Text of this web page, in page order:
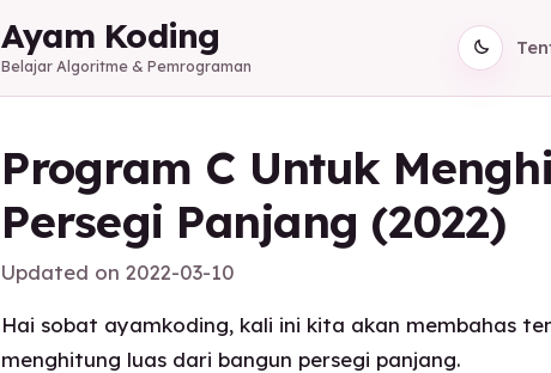
Ayam Koding
Belajar Algoritme & Pemrograman
Program C Untuk
Persegi Panjang (2022)
Updated on2022-03-10
Hai sobat ayamkoding, kali ini kita akan membahas
menghitung luas dari bangun persegi panjang.